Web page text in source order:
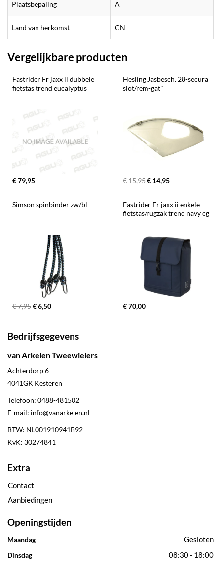
Plaatsbepaling A
Land van herkomst CN
Vergelijkbare producten
Fastrider Fr jaxx ii dubbele
fietstas trend eucalyptus
€ 79,95
Hesling Jasbesch. 28-secura
slot/rem-gat"
€ 15,95€ 14,95
Simson spinbinder zw/bl
€ 7,95€ 6,50
Fastrider Fr jaxx ii enkele
fietstas/rugzak trend navy cg
€ 70,00
Bedrijfsgegevens
van Arkelen Tweewielers
Achterdorp 6
4041GK Kesteren
Telefoon: 0488-481502
E-mail: info@vanarkelen.nl
BTW: NL001910941B92
KvK: 30274841
Extra
Contact
Aanbiedingen
Openingstijden
Maandag Gesloten
Dinsdag 08:30 - 18:00